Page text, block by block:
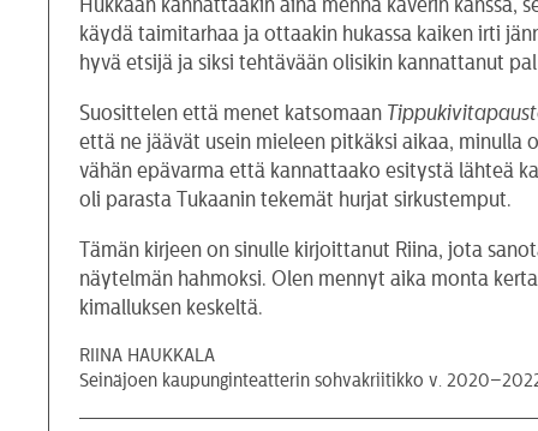
Hukkaan kannattaakin aina mennä kaverin kanssa,
käydä taimitarhaa ja ottaakin hukassa kaiken irti
hyvä etsijä ja siksi tehtävään olisikin kannattanut
Suosittelen että menet katsomaan
että ne jäävät usein mieleen pitkäksi aikaa,
vähän epävarma että kannattaako esitystä lähteä
oli parasta Tukaanin tekemät hurjat sirkustemput.
Tämän kirjeen on sinulle kirjoittanut Riina, jota
näytelmän hahmoksi. Olen mennyt aika monta
kimalluksen keskeltä.
RIINA HAUKKALA
Seinäjoen kaupunginteatterin sohvakriitikko v.